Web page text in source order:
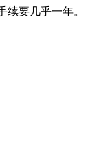
要几乎一年。